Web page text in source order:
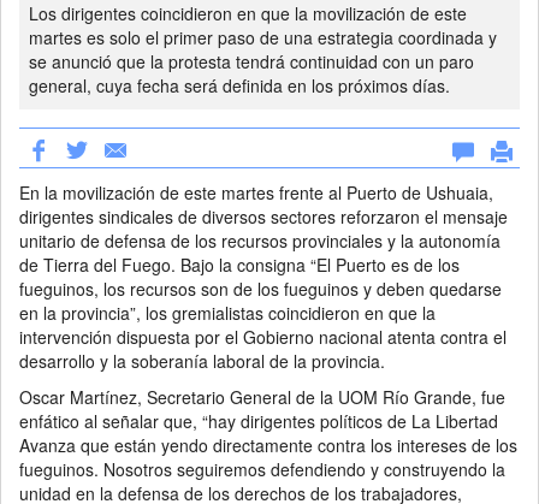
Los dirigentes coincidieron en que la movilización de este
martes es solo el primer paso de una estrategia coordinada y
se anunció que la protesta tendrá continuidad con un paro
general, cuya fecha será definida en los próximos días.
En la movilización de este martes frente al Puerto de Ushuaia,
dirigentes sindicales de diversos sectores reforzaron el mensaje
unitario de defensa de los recursos provinciales y la autonomía
de Tierra del Fuego. Bajo la consigna “El Puerto es de los
fueguinos, los recursos son de los fueguinos y deben quedarse
en la provincia”, los gremialistas coincidieron en que la
intervención dispuesta por el Gobierno nacional atenta contra el
desarrollo y la soberanía laboral de la provincia.
Oscar Martínez, Secretario General de la UOM Río Grande, fue
enfático al señalar que, “hay dirigentes políticos de La Libertad
Avanza que están yendo directamente contra los intereses de los
fueguinos. Nosotros seguiremos defendiendo y construyendo la
unidad en la defensa de los derechos de los trabajadores,